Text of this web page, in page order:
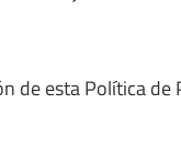
de esta Política